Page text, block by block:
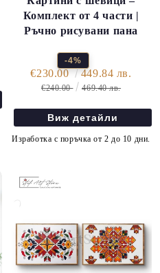
Комплект от 4 части |
Ръчно рисувани пана
-4%
€230.00 449.84 лв.
€240.00 469.40 лв.
Виж детайли
Изработка с поръчка от 2 до 10 дни.